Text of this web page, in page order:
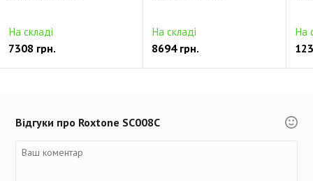
На складі
7308 грн.
На складі
8694 грн.
На
Відгуки про Roxtone SC008C